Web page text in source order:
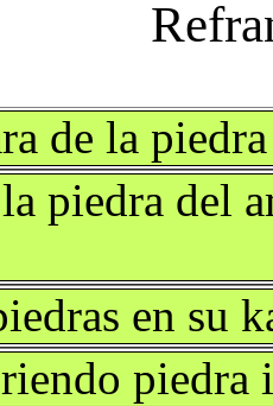
de la piedra
piedra del
en su
piedra